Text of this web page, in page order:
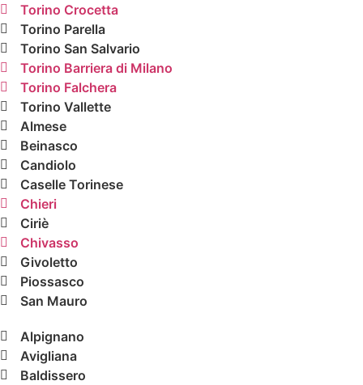
Torino Crocetta
Torino Parella
Torino San Salvario
Torino Barriera di Milano
Torino Falchera
Torino Vallette
Almese
Beinasco
Candiolo
Caselle Torinese
Chieri
Ciriè
Chivasso
Givoletto
Piossasco
San Mauro
Alpignano
Avigliana
Baldissero